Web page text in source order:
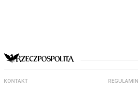
KONTAKT REGULAMIN